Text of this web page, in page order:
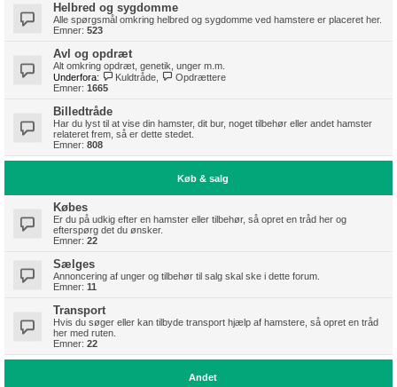
Helbred og sygdomme
Alle spørgsmål omkring helbred og sygdomme ved hamstere er placeret her.
Emner: 523
Avl og opdræt
Alt omkring opdræt, genetik, unger m.m.
Underfora:
Kuldtråde
Opdrættere
Emner: 1665
Billedtråde
Har du lyst til at vise din hamster, dit bur, noget tilbehør eller andet hamster
relateret frem, så er dette stedet.
Emner: 808
Køb & salg
Købes
Er du på udkig efter en hamster eller tilbehør, så opret en tråd her og
efterspørg det du ønsker.
Emner: 22
Sælges
Annoncering af unger og tilbehør til salg skal ske i dette forum.
Emner: 11
Transport
Hvis du søger eller kan tilbyde transport hjælp af hamstere, så opret en tråd
her med ruten.
Emner: 22
Andet